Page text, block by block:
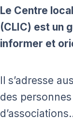
Le Centre
(CLIC) est un
informer et
Il s’adresse
des